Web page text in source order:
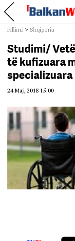
Fillimi > Shqipëria
Studimi/
të kufizuara
specializuara
24 Maj, 2018 15:00